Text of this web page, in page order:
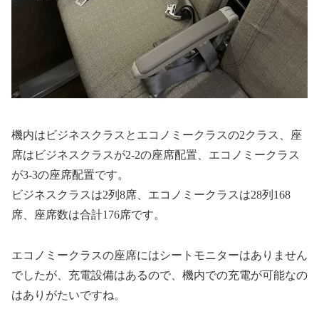
機内はビジネスクラスとエコノミークラスの2クラス、座
席はビジネスクラスが2-2の座席配置、エコノミークラス
が3-3の座席配置です。
ビジネスクラスは2列8席、エコノミークラスは28列168
席、座席数は合計176席です。
エコノミークラスの座席にはシートモニターはありません
でしたが、充電設備はあるので、機内での充電が可能なの
はありがたいですね。